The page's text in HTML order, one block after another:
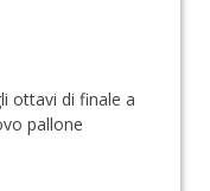
ottavi di finale a
pallone